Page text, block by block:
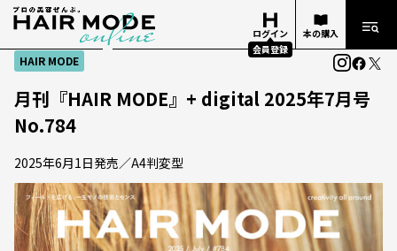
ログイン
会員登録
本の購入
HAIR MODE
月刊『HAIR MODE』+ digital 2025年7月号
No.784
2025年6月1日発売／A4判変型